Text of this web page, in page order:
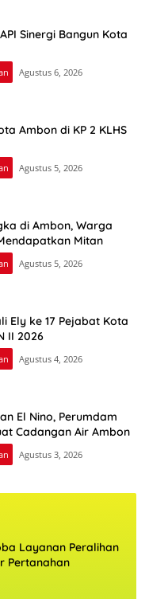
Sinergi Bangun Kota
Agustus 6, 2026
Ambon di KP 2 KLHS
Agustus 5, 2026
di Ambon, Warga
Mitan
Agustus 5, 2026
Ely ke 17 Pejabat Kota
II 2026
Agustus 4, 2026
El Nino, Perumdam
Cadangan Air Ambon
Agustus 3, 2026
Layanan Peralihan
Pertanahan